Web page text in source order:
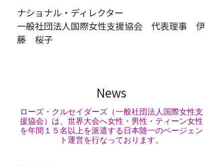
ナショナル・ディレクター
一般社団法人国際女性支援協会　代表理事　伊
藤　桜子
News
ローズ・クルセイダーズ（一般社団法人国際女性支
援協会）は、世界大会へ女性・男性・ティーン女性
を年間１５名以上を派遣する日本随一のページェン
ト運営を行なっております。